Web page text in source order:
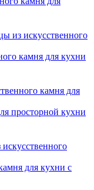
камня для кухни
просторной кухни
для кухни с